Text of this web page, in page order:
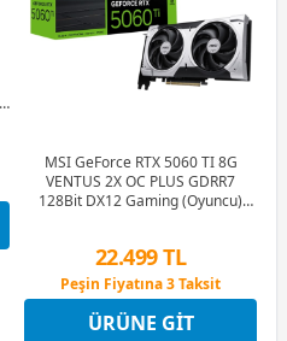
MSI GeForce RTX 5060 TI 8G
VENTUS 2X OC PLUS GDRR7
128Bit DX12 Gaming (Oyuncu)
22.499 TL
Peşin Fiyatına 3 Taksit
12 Ay x 2.647 TL taksitle
Peşin Fiyatına 3 Taksit
ÜRÜNE GIT